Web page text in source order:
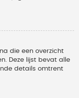
die een overzicht
Deze lijst bevat alle
details omtrent